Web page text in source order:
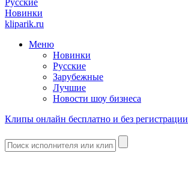
Русские
Новинки
kliparik.ru
Меню
Новинки
Русские
Зарубежные
Лучшие
Новости шоу бизнеса
Клипы онлайн бесплатно и без регистрации